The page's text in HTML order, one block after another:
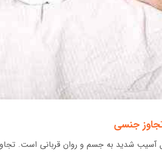
جنسی
شدید به جسم و روان قربانی است.